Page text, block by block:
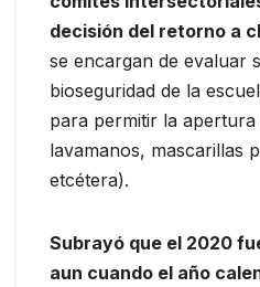
decisión del retorno a
se encargan de evaluar
bioseguridad de la
para permitir la
lavamanos, mascarillas
etcétera).
Subrayó que el 2020
aun cuando el año